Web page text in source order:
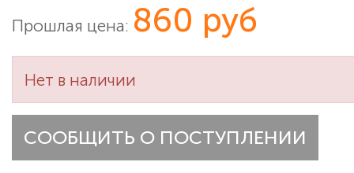
Прошлая цена: 860 руб
Нет в наличии
СООБЩИТЬ О ПОСТУПЛЕНИИ